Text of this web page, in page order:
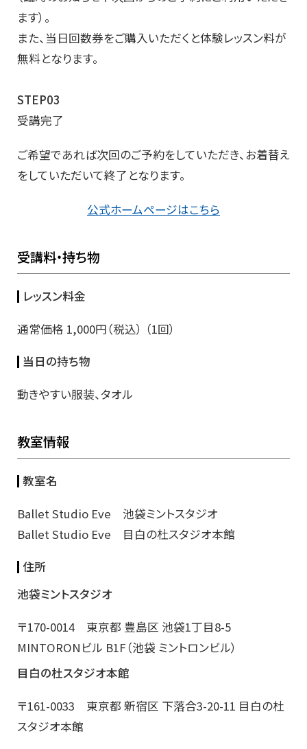
ます）。
また、当日回数券をご購入いただくと体験レッスン料が
無料となります。
STEP03
受講完了
ご希望であれば次回のご予約をしていただき、お着替え
をしていただいて終了となります。
公式ホームページはこちら
受講料・持ち物
レッスン料金
通常価格 1,000円（税込） （1回）
当日の持ち物
動きやすい服装、タオル
教室情報
教室名
Ballet Studio Eve 池袋ミントスタジオ
Ballet Studio Eve 目白の杜スタジオ本館
住所
池袋ミントスタジオ
〒170-0014 東京都 豊島区 池袋1丁目8-5
MINTORONビル B1F（池袋 ミントロンビル）
目白の杜スタジオ本館
〒161-0033 東京都 新宿区 下落合3-20-11 目白の杜
スタジオ本館